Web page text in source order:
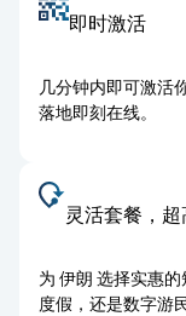
即时激活
几分钟内即可激活
落地即刻在线。
灵活套餐，
为 伊朗 选择实惠
度假，还是数字游